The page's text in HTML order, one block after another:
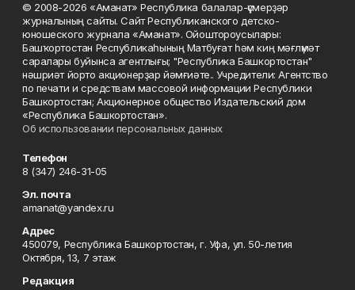
© 2008-2026 «Аманат» Республика балалар-үҫмерҙәр
журналының сайты. Сайт Республиканского детско-
юношеского журнала «Аманат». Ойоштороусылары:
Башҡортостан Республикаһының Матбуғат һәм киң мәғлүмәт
саралары буйынса агентлығы; "Республика Башкортостан"
нәшриәт йорто акционерҙар йәмғиәте.. Учредители: Агентство
по печати и средствам массовой информации Республики
Башкортостан; Акционерное общество Издательский дом
«Республика Башкортостан».
Об использовании персональных данных
Телефон
8 (347) 246-31-05
Эл. почта
amanat@yandex.ru
Адрес
450079, Республика Башкортостан, г. Уфа, ул. 50-летия
Октября, 13, 7 этаж
Редакция